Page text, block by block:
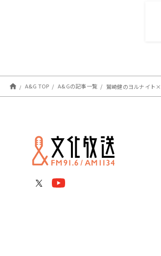
A&G TOP A&Gの記事一覧 鷲崎健のヨルナイト